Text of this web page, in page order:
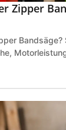
Zipper
Bandsäge?